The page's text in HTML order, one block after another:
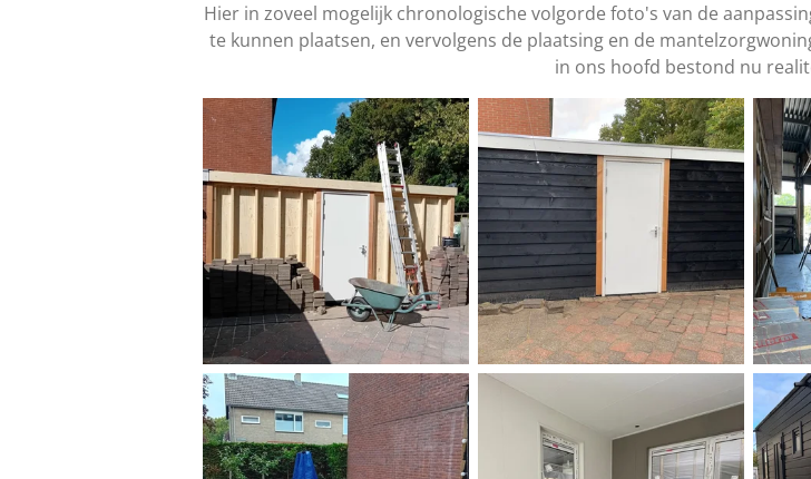
Hier in zoveel mogelijk chronologische volgorde foto's van de
te kunnen plaatsen, en vervolgens de plaatsing en de
in ons hoofd bestond nu